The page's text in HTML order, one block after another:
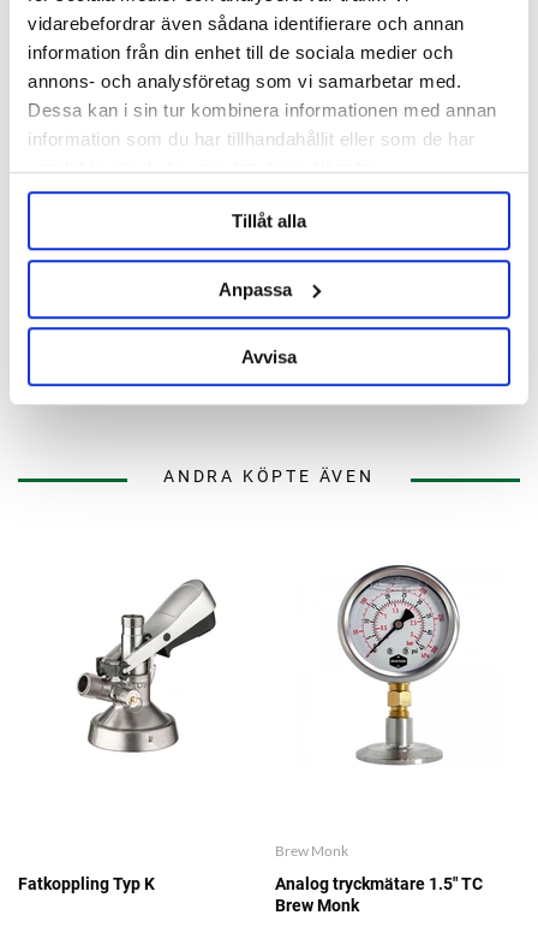
vidarebefordrar även sådana identifierare och annan
information från din enhet till de sociala medier och
annons- och analysföretag som vi samarbetar med.
Dessa kan i sin tur kombinera informationen med annan
information som du har tillhandahållit eller som de har
samlat in när du har använt deras tjänster.
Tillåt alla
Anpassa
Avvisa
EPDM Packning 1.5" TC
ANDRA KÖPTE ÄVEN
Fatkoppling Typ K
Brew Monk
Analog tryckmätare 1.5" TC
Brew Monk